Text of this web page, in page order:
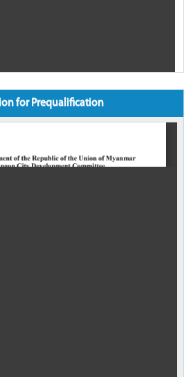
for Prequalification